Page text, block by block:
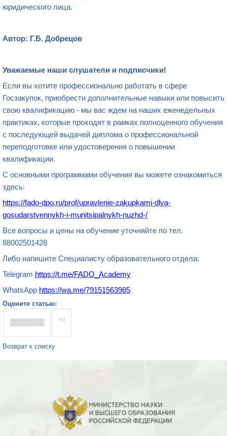
юридического лица.
Автор: Г.Б. Добрецов
Уважаемые наши слушатели и подписчики!
Если вы хотите профессионально работать в сфере
Госзакупок, приобрести дополнительные навыки или повысить
свою квалификацию - мы вас ждем на наших еженедельных
практиках, которые проходят в рамках полноценного обучения
с последующей выдачей диплома о профессиональной
переподготовке или удостоверения о повышении
квалификации.
С основными программами обучения вы можете ознакомиться
здесь:
https://fado-dpo.ru/prof/upravlenie-zakupkami-dlya-
gosudarstvennykh-i-munitsipalnykh-nuzhd-/
Все вопросы и цены на обучение уточняйте по тел.
88002501428
Либо напишите Специалисту образовательного отдела:
Telegram https://t.me/FADO Academy
WhatsApp https://wa.me/79151563985
Оцените статью:
( 0 )
Возврат к списку